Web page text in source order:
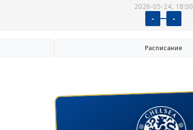
2026-05-24, 18:00
- -
Расписание